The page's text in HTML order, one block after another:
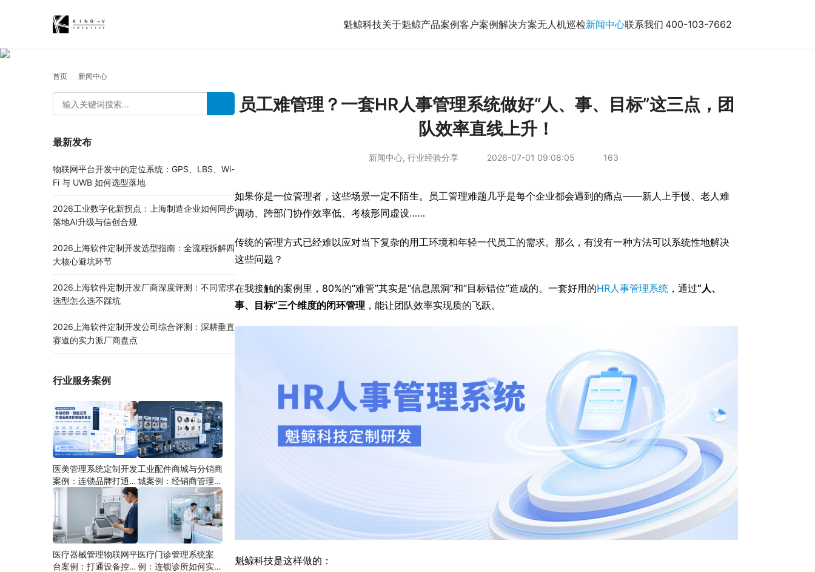
魁鲸科技关于魁鲸产品案例客户案例解决方案无人机巡检新闻中心联系我们 400-103-7662
首页 新闻中心
员工难管理？一套HR人事管理系统做好“人、事、目标”这三点，团
队效率直线上升！
新闻中心, 行业经验分享 2026-07-01 09:08:05 163
如果你是一位管理者，这些场景一定不陌生。员工管理难题几乎是每个企业都会遇到的痛点——新人上手慢、老人难
调动、跨部门协作效率低、考核形同虚设……
传统的管理方式已经难以应对当下复杂的用工环境和年轻一代员工的需求。那么，有没有一种方法可以系统性地解决
这些问题？
在我接触的案例里，80%的“难管”其实是“信息黑洞”和“目标错位”造成的。一套好用的HR人事管理系统 ，通过“人、
事、目标”三个维度的闭环管理 ，能让团队效率实现质的飞跃。
魁鲸科技是这样做的：
最新发布
物联网平台开发中的定位系统：GPS、LBS、Wi-
Fi 与 UWB 如何选型落地
2026工业数字化新拐点：上海制造企业如何同步
落地AI升级与信创合规
2026上海软件定制开发选型指南：全流程拆解四
大核心避坑环节
2026上海软件定制开发厂商深度评测：不同需求
选型怎么选不踩坑
2026上海软件定制开发公司综合评测：深耕垂直
赛道的实力派厂商盘点
行业服务案例
医美管理系统定制开发
案例：连锁品牌打通多
端协同
工业配件商城与分销商
城案例：经销商管理系
统如何分期建设
医疗器械管理物联网平
台案例：打通设备控
医疗门诊管理系统案
例：连锁诊所如何实现